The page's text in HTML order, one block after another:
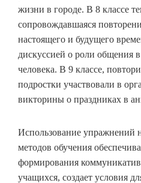
жизни в городе. В 8 классе
сопровождавшаяся
настоящего и будущего
дискуссией о роли общения
человека. В 9 классе,
подростки участвовали в
викторины о праздниках в
Использование упражнений
методов обучения
формирования
учащихся, создает условия